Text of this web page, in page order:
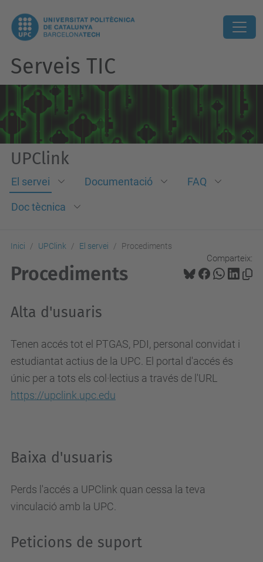
Serveis TIC
UPClink
El servei Documentació FAQ
Doc tècnica
Inici UPClink El servei Procediments
Comparteix:
Procediments
Alta d'usuaris
Tenen accés tot el PTGAS, PDI, personal convidat i
estudiantat actius de la UPC. El portal d'accés és
únic per a tots els col·lectius a través de l'URL
https://upclink.upc.edu
Baixa d'usuaris
Perds l'accés a UPClink quan cessa la teva
vinculació amb la UPC.
Peticions de suport